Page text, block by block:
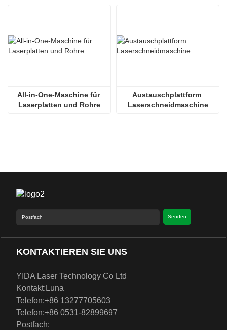
All-in-One-Maschine für
Laserplatten und Rohre
Austauschplattform
Laserschneidmaschine
Senden
KONTAKTIEREN SIE UNS
YIDA Laser Technology Co Ltd
Kontakt: Luna
Telefon:+86 13277705603
Telefon:+86 0531-82899697
Postfach: